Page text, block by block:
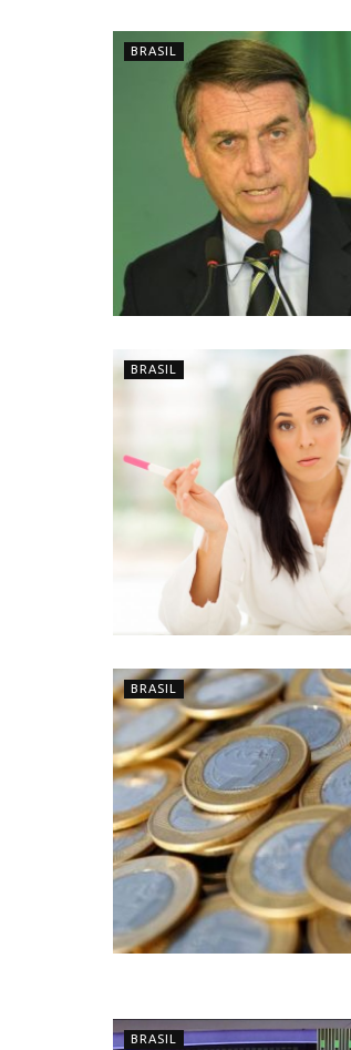
BRASIL
BRASIL
BRASIL
BRASIL